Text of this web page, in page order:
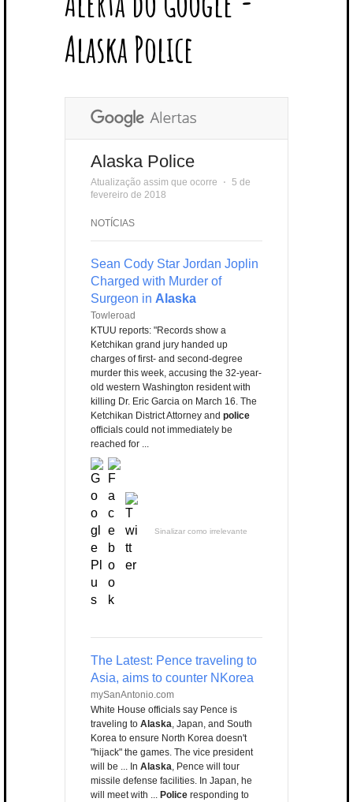
E
B
O
O
K
L
E
P
U
E
R
E
S
T
E
D
I
N
A
G
U
B
U
Alaska Police
Alaska Police
Atualização assim que ocorre ⋅ 5 de
fevereiro de 2018
NOTÍCIAS
Sean Cody Star Jordan Joplin
Charged with Murder of
Surgeon in Alaska
Towleroad
KTUU reports: "Records show a
Ketchikan grand jury handed up
charges of first- and second-degree
murder this week, accusing the 32-year-
old western Washington resident with
killing Dr. Eric Garcia on March 16. The
Ketchikan District Attorney and police
officials could not immediately be
reached for ...
Sinalizar como irrelevante
The Latest: Pence traveling to
Asia, aims to counter NKorea
mySanAntonio.com
White House officials say Pence is
traveling to Alaska, Japan, and South
Korea to ensure North Korea doesn't
"hijack" the games. The vice president
will be ... In Alaska, Pence will tour
missile defense facilities. In Japan, he
will meet with ... Police responding to